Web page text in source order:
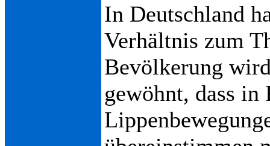
In Deutschland
Verhältnis zum
Bevölkerung
gewöhnt, dass in